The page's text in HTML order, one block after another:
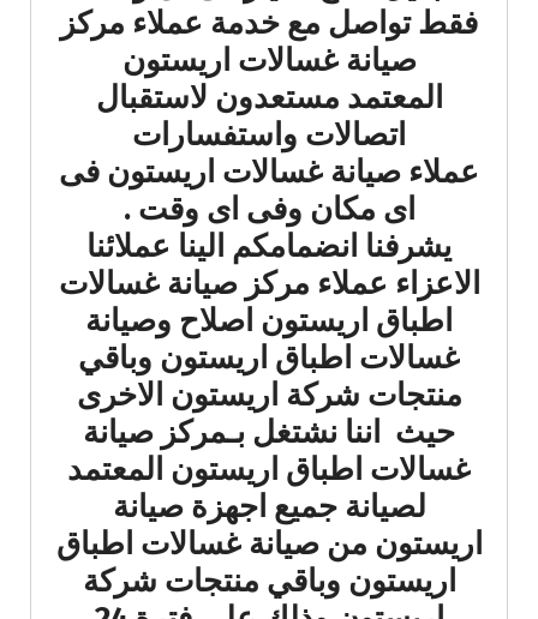
فقط تواصل مع خدمة عملاء مركز
صيانة غسالات اريستون
المعتمد مستعدون لاستقبال
اتصالات واستفسارات
عملاء صيانة غسالات اريستون فى
اى مكان وفى اى وقت .
يشرفنا انضمامكم الينا عملائنا
الاعزاء عملاء مركز صيانة غسالات
اطباق اريستون اصلاح وصيانة
غسالات اطباق اريستون وباقي
منتجات شركة اريستون الاخرى
حيث اننا نشتغل بـمركز صيانة
غسالات اطباق اريستون المعتمد
لصيانة جميع اجهزة صيانة
اريستون من صيانة غسالات اطباق
اريستون وباقي منتجات شركة